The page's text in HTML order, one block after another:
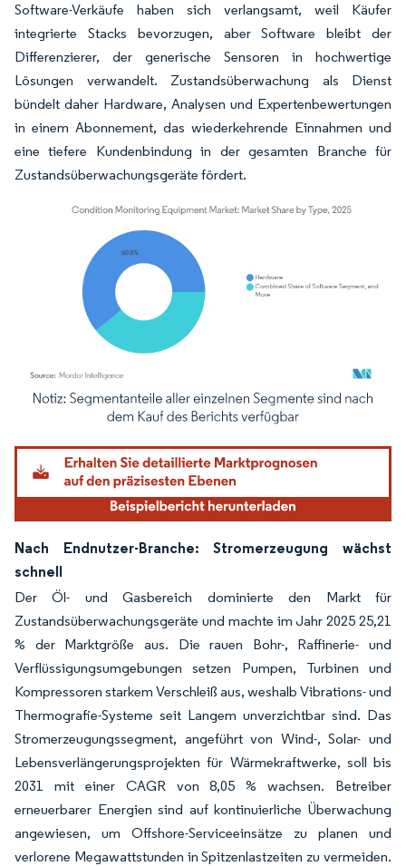
Software-Verkäufe haben sich verlangsamt, weil Käufer
integrierte Stacks bevorzugen, aber Software bleibt der
Differenzierer, der generische Sensoren in hochwertige
Lösungen verwandelt. Zustandsüberwachung als Dienst
bündelt daher Hardware, Analysen und Expertenbewertungen
in einem Abonnement, das wiederkehrende Einnahmen und
eine tiefere Kundenbindung in der gesamten Branche für
Zustandsüberwachungsgeräte fördert.
Bild © Mordor Intelligence. Wiederverwendung erfordert Namensnennung
Nach Endnutzer-Branche: Stromerzeugung wächst
schnell
Der Öl- und Gasbereich dominierte den Markt für
Zustandsüberwachungsgeräte und machte im Jahr 2025 25,21
% der Marktgröße aus. Die rauen Bohr-, Raffinerie- und
Verflüssigungsumgebungen setzen Pumpen, Turbinen und
Kompressoren starkem Verschleiß aus, weshalb Vibrations- und
Thermografie-Systeme seit Langem unverzichtbar sind. Das
Stromerzeugungssegment, angeführt von Wind-, Solar- und
Lebensverlängerungsprojekten für Wärmekraftwerke, soll bis
2031 mit einer CAGR von 8,05 % wachsen. Betreiber
erneuerbarer Energien sind auf kontinuierliche Überwachung
angewiesen, um Offshore-Serviceeinsätze zu planen und
verlorene Megawattstunden in Spitzenlastzeiten zu vermeiden.